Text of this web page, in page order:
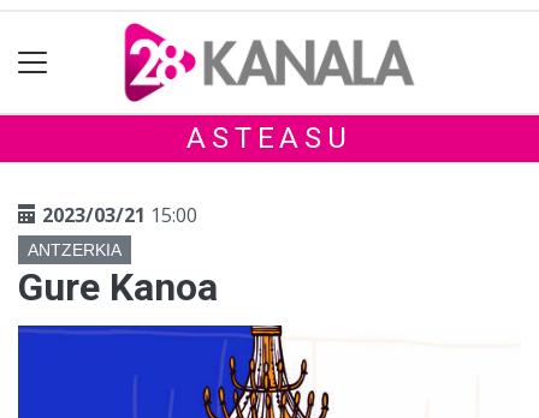
ASTEASU
2023/03/21 15:00
ANTZERKIA
Gure Kanoa